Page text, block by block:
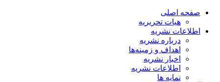
صفحه اصلی
هیات تحریریه
اطلاعات نشریه
درباره نشریه
اهداف و زمینه‌ها
اخبار نشریه
اطلاعات نشریه
نمایه ها